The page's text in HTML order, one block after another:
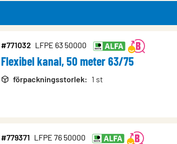
#771032 LFPE 63 50000
Flexibel kanal, 50 meter 63/75
förpackningsstorlek: 1 st
#779371 LFPE 76 50000